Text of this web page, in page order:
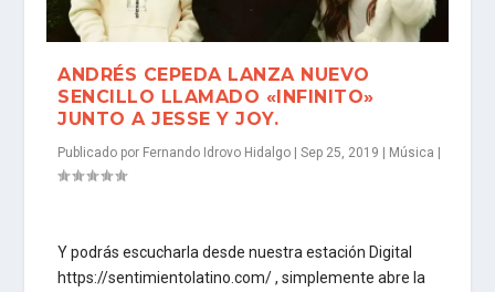
ANDRÉS CEPEDA LANZA NUEVO
SENCILLO LLAMADO «INFINITO»
JUNTO A JESSE Y JOY.
Publicado por Fernando Idrovo Hidalgo |Sep 25, 2019 Música
Y podrás escucharla desde nuestra estación Digital
https://sentimientolatino.com/ , simplemente abre la